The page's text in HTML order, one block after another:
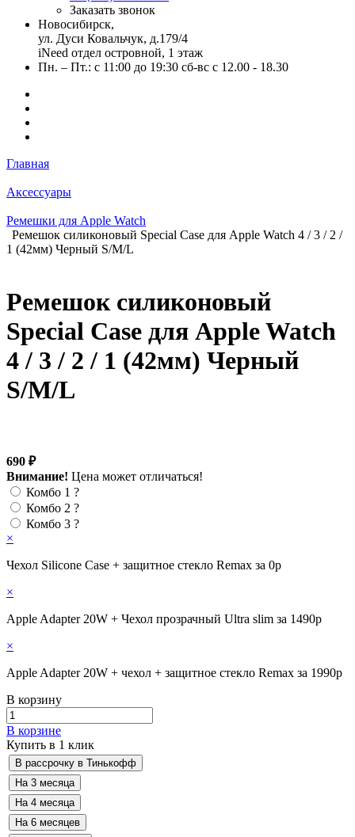
Заказать звонок
Новосибирск,
ул. Дуси Ковальчук, д.179/4
iNeed отдел островной, 1 этаж
Пн. – Пт.: с 11:00 до 19:30 сб-вс с 12.00 - 18.30
Главная
Аксессуары
Ремешки для Apple Watch
Ремешок силиконовый Special Case для Apple Watch 4 / 3 / 2 /
1 (42мм) Черный S/M/L
Ремешок силиконовый
Special Case для Apple Watch
4 / 3 / 2 / 1 (42мм) Черный
S/M/L
690 ₽
Внимание! Цена может отличаться!
Комбо 1 ?
Комбо 2 ?
Комбо 3 ?
×
Чехол Silicone Case + защитное стекло Remax за 0р
×
Apple Adapter 20W + Чехол прозрачный Ultra slim за 1490р
×
Apple Adapter 20W + чехол + защитное стекло Remax за 1990р
В корзину
В корзине
Купить в 1 клик